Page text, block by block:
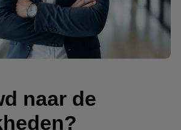
naar de